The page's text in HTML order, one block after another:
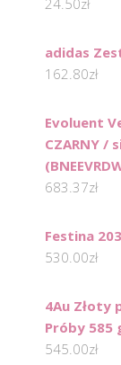
adidas
162.80zł
Evoluent
CZARNY /
683.37zł
Festina
530.00zł
4Au Złoty
Próby 585
545.00zł